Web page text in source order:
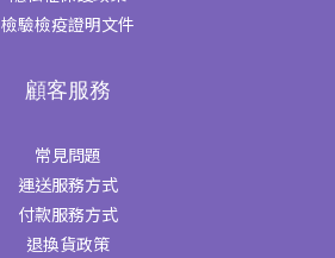
檢驗檢疫證明文件
顧客服務
常見問題
運送服務方式
付款服務方式
退換貨政策